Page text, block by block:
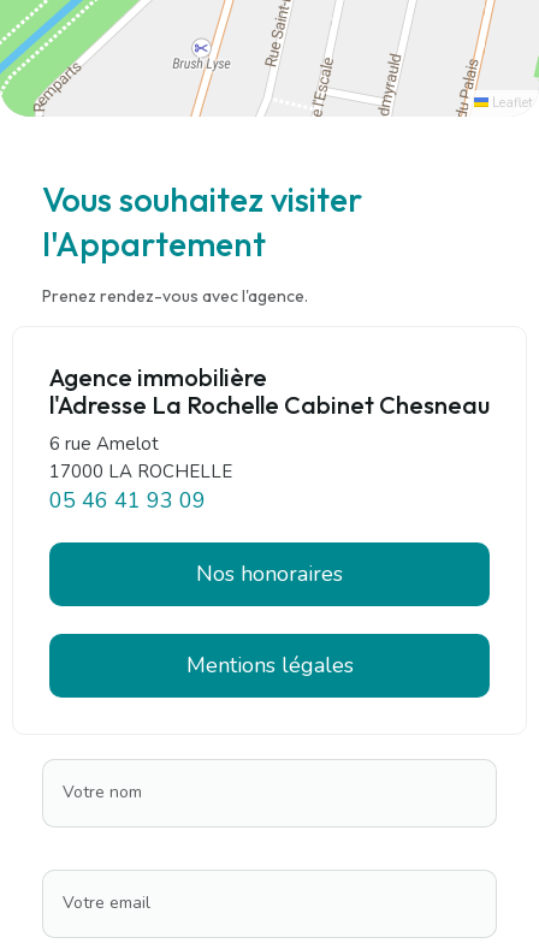
Leaflet
Vous souhaitez visiter
l'Appartement
Prenez rendez-vous avec l'agence.
Agence immobilière
l'Adresse La Rochelle Cabinet Chesneau
6 rue Amelot
17000 LA ROCHELLE
05 46 41 93 09
Nos honoraires
Mentions légales
Votre nom
Votre email